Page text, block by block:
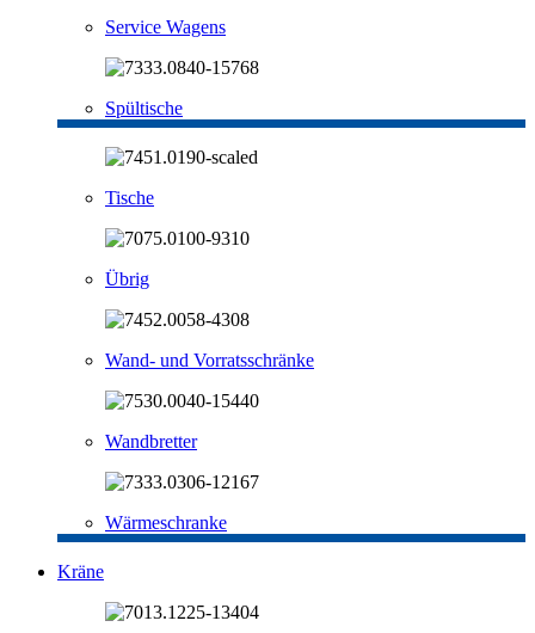
Service Wagens
Spültische
Tische
Übrig
Wand- und Vorratsschränke
Wandbretter
Wärmeschranke
Kräne